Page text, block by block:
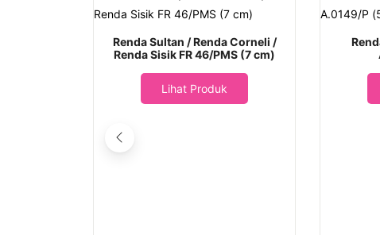
Renda Sultan / Renda Corneli /
Renda Sisik FR 46/PMS (7 cm)
Lihat Produk